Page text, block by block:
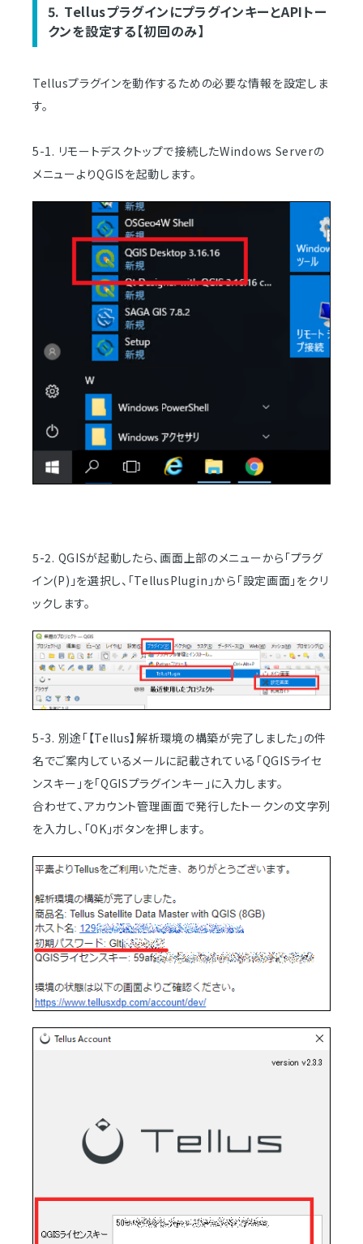
5. TellusプラグインにプラグインキーとAPIトー
クンを設定する【初回のみ】
Tellusプラグインを動作するための必要な情報を設定しま
す。
5-1. リモートデスクトップで接続したWindows Serverの
メニューよりQGISを起動します。
5-2. QGISが起動したら、画面上部のメニューから「プラグ
イン(P)」を選択し、「TellusPlugin」から「設定画面」をクリ
ックします。
5-3. 別途「【Tellus】解析環境の構築が完了しました」の件
名でご案内しているメールに記載されている「QGISライセ
ンスキー」を「QGISプラグインキー」に入力します。
合わせて、アカウント管理画面で発行したトークンの文字列
を入力し、「OK」ボタンを押します。